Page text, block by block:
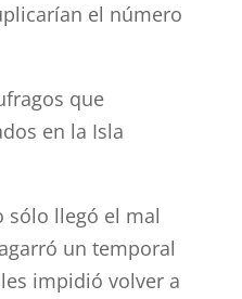
el número
que
en la Isla
sólo llegó el mal
un temporal
impidió volver a